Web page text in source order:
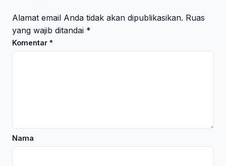
Alamat email Anda tidak akan dipublikasikan. Ruas
yang wajib ditandai *
Komentar *
Nama